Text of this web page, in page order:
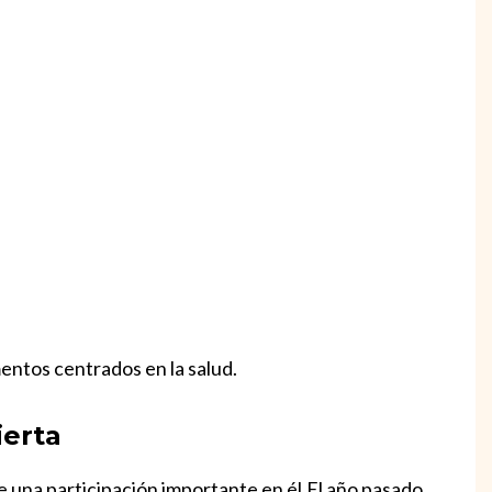
centrados en la salud.